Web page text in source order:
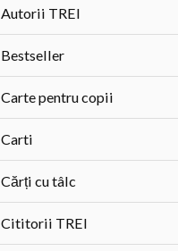
Autorii TREI
Bestseller
Carte pentru copii
Carti
Cărți cu tâlc
Cititorii TREI